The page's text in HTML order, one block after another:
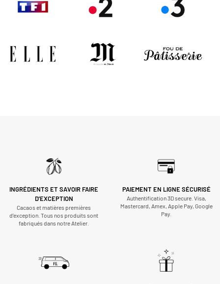
INGRÉDIENTS ET SAVOIR FAIRE
D'EXCEPTION
Cacaos et matières premières
d’exception. Tous nos produits sont
fabriqués dans notre Atelier.
PAIEMENT EN LIGNE SÉCURISÉ
Authentification 3D secure. Visa,
Mastercard, Amex, Apple Pay, Google
Pay.